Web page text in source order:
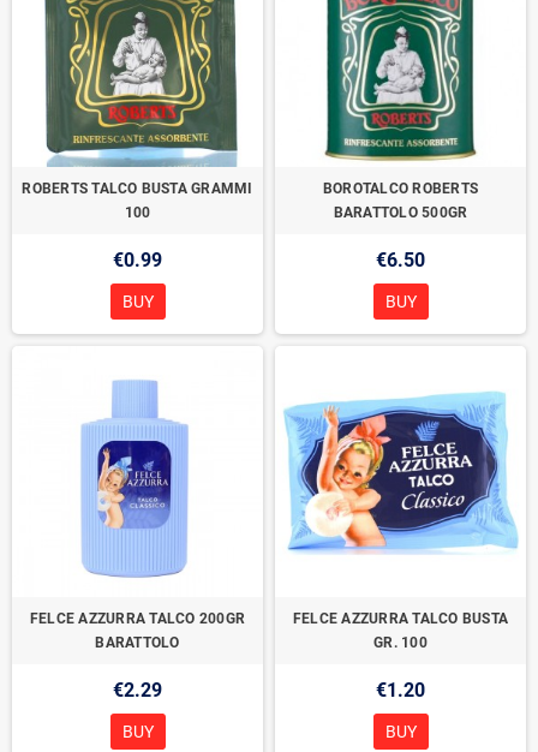
ROBERTS TALCO BUSTA GRAMMI
100
€0.99
BUY
BOROTALCO ROBERTS
BARATTOLO 500GR
€6.50
BUY
FELCE AZZURRA TALCO 200GR
BARATTOLO
€2.29
BUY
FELCE AZZURRA TALCO BUSTA
GR. 100
€1.20
BUY